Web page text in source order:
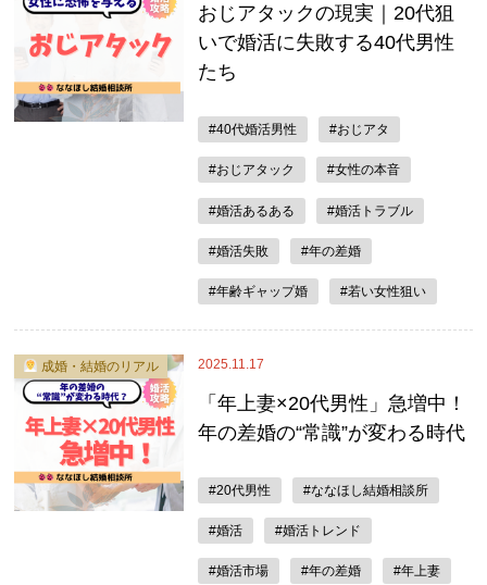
おじアタックの現実｜20代狙
いで婚活に失敗する40代男性
たち
#40代婚活男性 #おじアタ
#おじアタック #女性の本音
#婚活あるある #婚活トラブル
#婚活失敗 #年の差婚
#年齢ギャップ婚 #若い女性狙い
2025.11.17
成婚・結婚のリアル
「年上妻×20代男性」急増中！
年の差婚の“常識”が変わる時代
#20代男性 #ななほし結婚相談所
#婚活 #婚活トレンド
#婚活市場 #年の差婚 #年上妻